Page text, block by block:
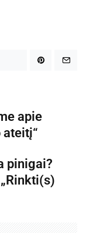
apie
ateitį“
pinigai?